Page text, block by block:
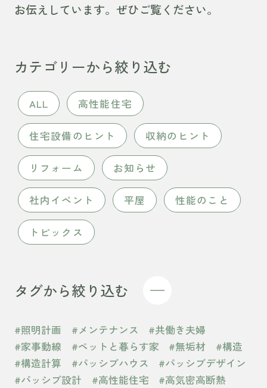
お伝えしています。ぜひご覧ください。
カテゴリーから絞り込む
ALL 高性能住宅
住宅設備のヒント 収納のヒント
リフォーム お知らせ
社内イベント 平屋 性能のこと
トピックス
タグから絞り込む
#照明計画 #メンテナンス
#共働き夫婦
#家事動線
#ペットと暮らす家 #無垢材
#構造
#構造計算
#パッシブハウス
#パッシブデザイン
#パッシブ設計
#高性能住宅
#高気密高断熱